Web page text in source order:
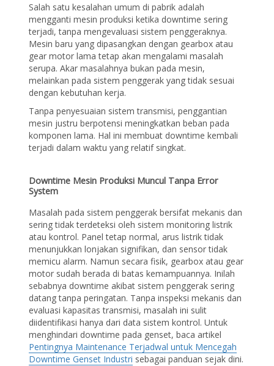
Salah satu kesalahan umum di pabrik adalah
mengganti mesin produksi ketika downtime sering
terjadi, tanpa mengevaluasi sistem penggeraknya.
Mesin baru yang dipasangkan dengan gearbox atau
gear motor lama tetap akan mengalami masalah
serupa. Akar masalahnya bukan pada mesin,
melainkan pada sistem penggerak yang tidak sesuai
dengan kebutuhan kerja.
Tanpa penyesuaian sistem transmisi, penggantian
mesin justru berpotensi meningkatkan beban pada
komponen lama. Hal ini membuat downtime kembali
terjadi dalam waktu yang relatif singkat.
Downtime Mesin Produksi Muncul Tanpa Error
System
Masalah pada sistem penggerak bersifat mekanis dan
sering tidak terdeteksi oleh sistem monitoring listrik
atau kontrol. Panel tetap normal, arus listrik tidak
menunjukkan lonjakan signifikan, dan sensor tidak
memicu alarm. Namun secara fisik, gearbox atau gear
motor sudah berada di batas kemampuannya. Inilah
sebabnya downtime akibat sistem penggerak sering
datang tanpa peringatan. Tanpa inspeksi mekanis dan
evaluasi kapasitas transmisi, masalah ini sulit
diidentifikasi hanya dari data sistem kontrol. Untuk
menghindari downtime pada genset, baca artikel
Pentingnya Maintenance Terjadwal untuk Mencegah
Downtime Genset Industri sebagai panduan sejak dini.